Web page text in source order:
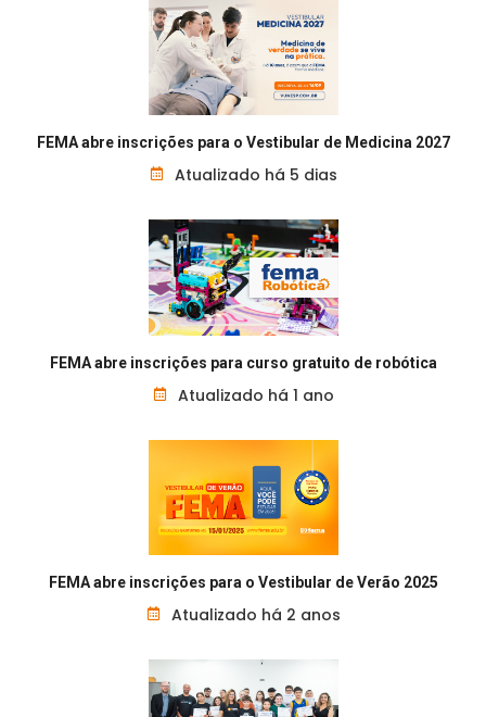
FEMA abre inscrições para o Vestibular de Medicina 2027
Atualizado há 5 dias
FEMA abre inscrições para curso gratuito de robótica
Atualizado há 1 ano
FEMA abre inscrições para o Vestibular de Verão 2025
Atualizado há 2 anos